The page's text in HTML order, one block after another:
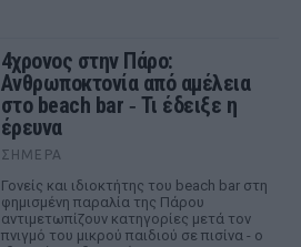
4χρονος στην Πάρο:
Ανθρωποκτονία από αμέλεια
στο beach bar ‑ Τι έδειξε η
έρευνα
ΣΉΜΕΡΑ
Γονείς και ιδιοκτήτης του beach bar στη
φημισμένη παραλία της Πάρου
αντιμετωπίζουν κατηγορίες μετά τον
πνιγμό του μικρού παιδιού σε πισίνα - ο